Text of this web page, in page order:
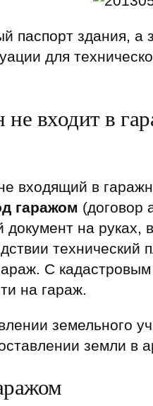
паспорт здания,
для
входит в
входящий в
гаражом (договор
на руках,
С
на гараж.
земельного
земли в